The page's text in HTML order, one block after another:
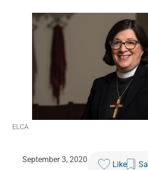
ELCA
September 3, 2020
Like